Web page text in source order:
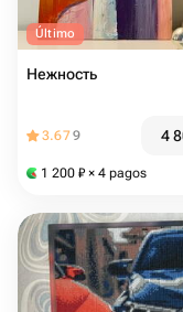
Último
Нежность
3.679 4
1 200 ₽ × 4 pagos